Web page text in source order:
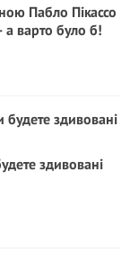
Пабло Пікассо
а варто було б!
здивовані